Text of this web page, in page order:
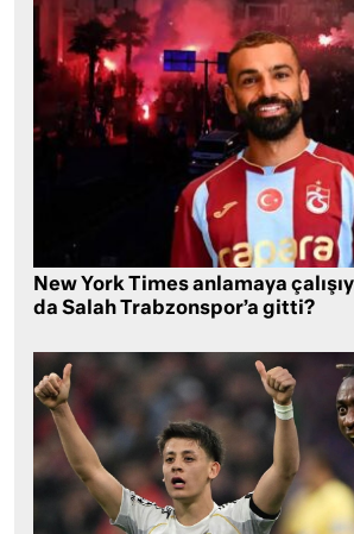
New York Times anlamaya
da Salah Trabzonspor’a gitti?